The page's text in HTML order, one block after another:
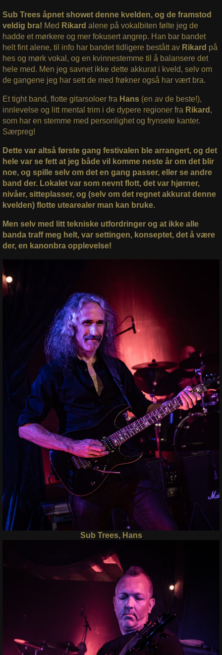
Sub Trees åpnet showet denne kvelden, og de framstod
veldig bra! Med Rikard alene på vokalbiten følte jeg de
hadde et mørkere og mer fokusert angrep. Han bar bandet
helt fint alene, til info har bandet tidligere bestått av Rikard på
hes og mørk vokal, og en kvinnestemme til å balansere det
hele med. Men jeg savnet ikke dette akkurat i kveld, selv om
de gangene jeg har sett de med frøkner også har vært bra.
Et tight band, flotte gitarsoloer fra Hans (en av de beste!),
innlevelse og litt mental trim i de dypere regioner fra Rikard ,
som har en stemme med personlighet og frynsete kanter.
Særpreg!
Dette var altså første gang festivalen ble arrangert, og det
hele var se fett at jeg både vil komme neste år om det blir
noe, og spille selv om det en gang passer, eller se andre
band der. Lokalet var som nevnt flott, det var hjørner,
nivåer, sitteplasser, og (selv om det regnet akkurat denne
kvelden) flotte utearealer man kan bruke.
Men selv med litt tekniske utfordringer og at ikke alle
banda traff meg helt, var settingen, konseptet, det å være
der, en kanonbra opplevelse!
Sub Trees, Hans